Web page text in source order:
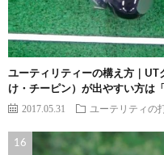
ユーティリティーの構え方｜UT
け・チーピン）が出やすい方は
2017.05.31 ユーテリティの